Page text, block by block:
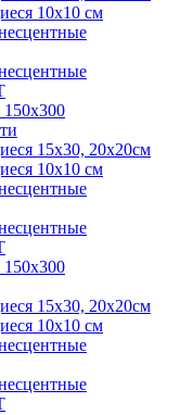
10х10 см
15х30, 20х20см
10х10 см
15х30, 20х20см
10х10 см